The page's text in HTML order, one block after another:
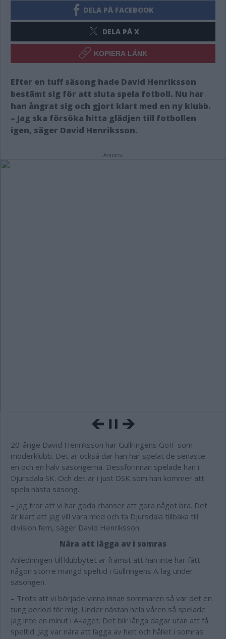
DELA PÅ FACEBOOK
DELA PÅ X
KOPIERA LÄNK
Efter en tuff säsong hade David Henriksson
bestämt sig för att sluta spela fotboll. Nu har
han ångrat sig och gjort klart med en ny klubb.
– Jag ska försöka hitta glädjen till fotbollen
igen, säger David Henriksson.
Annons:
20-årige David Henriksson har Gullringens GoIF som
moderklubb. Det är också där han har spelat de senaste
en och en halv säsongerna. Dessförinnan spelade han i
Djursdala SK. Och det är i just DSK som han kommer att
spela nästa säsong.
– Jag tror att vi har goda chanser att göra något bra. Det
är klart att jag vill vara med och ta Djursdala tillbaka till
division fem, säger David Henriksson.
Nära att lägga av i somras
Anledningen till klubbytet är främst att han inte har fått
någon större mängd speltid i Gullringens A-lag under
säsongen.
– Trots att vi började vinna innan sommaren så var det en
tung period för mig. Under nästan hela våren så spelade
jag inte en minut i A-laget. Det blir långa dagar utan att få
speltid. Jag var nära att lägga av helt och hållet i somras.